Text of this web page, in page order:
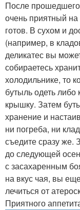
После
очень приятный на
готов. В сухом и
(например, в
деликатес вы
собираетесь
холодильнике, то
бутыль одеть либо
крышку. Затем
хранение и
ни погреба, ни
съедите сразу же.
до следующей
с засахаренным
на вкус чая, вы
лечиться от
Приятного